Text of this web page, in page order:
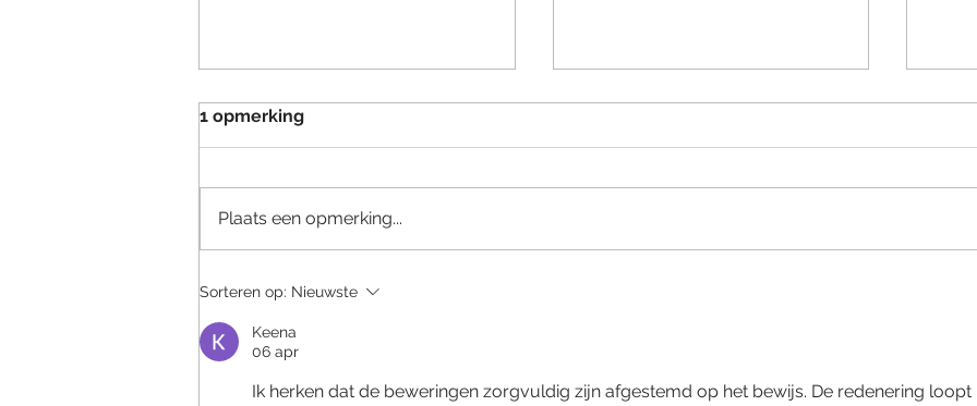
Piket Services: Uw partner
in innovatieve isolatie met
PIF-Certificering
1 opmerking
Plaats een opmerking...
Sorteren op: Nieuwste
Keena
06 apr
Ik herken dat de beweringen zorgvuldig zijn afgestemd op het bewijs. De redenering loopt